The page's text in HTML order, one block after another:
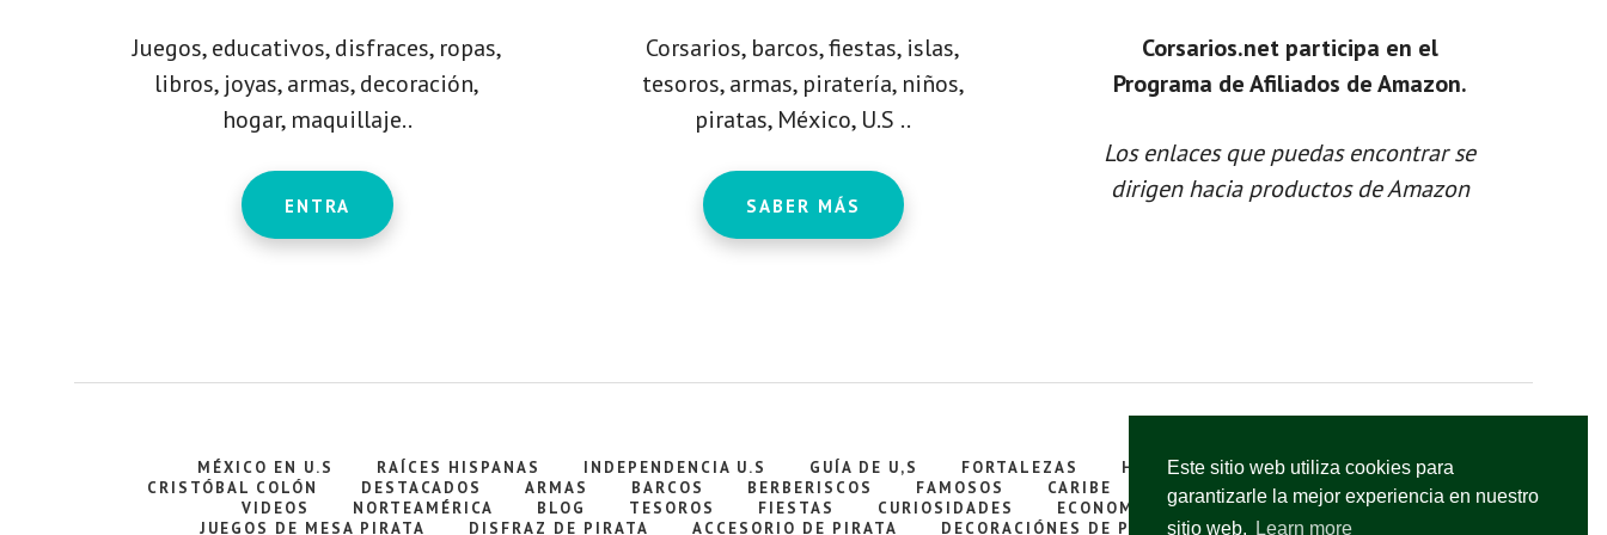
Juegos, educativos, disfraces, ropas,
libros, joyas, armas, decoración,
hogar, maquillaje..
ENTRA
Corsarios, barcos, fiestas, islas,
tesoros, armas, piratería, niños,
piratas, México, U.S ..
SABER MÁS
Corsarios.net participa en el
Programa de Afiliados de Amazon.
Los enlaces que puedas encontrar se
dirigen hacia productos de Amazon
MÉXICO EN U.S RAÍCES HISPANAS INDEPENDENCIA U.S GUÍA DE U,S FORTALEZAS HUELLAS
MÉXICO Y DIOSES
CRISTÓBAL COLÓN
DESTACADOS ARMAS BARCOS BERBERISCOS FAMOSOS CARIBE ISLAS VIKINGOS
MUSEOS
VIDEOS
NORTEAMÉRICA BLOG TESOROS FIESTAS CURIOSIDADES ECONOMÍA
PÁGINAS LEGALES
JUEGOS DE MESA PIRATA
DISFRAZ DE PIRATA ACCESORIO DE PIRATA DECORACIÓNES DE PIRATAS LIBRO DE PIRATAS
Este sitio web utiliza cookies para
garantizarle la mejor experiencia en nuestro
sitio web.
Learn more